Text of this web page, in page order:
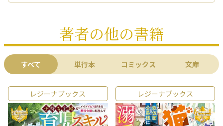
著者の他の書籍
すべて 単行本 コミックス 文庫
レジーナブックス レジーナブックス